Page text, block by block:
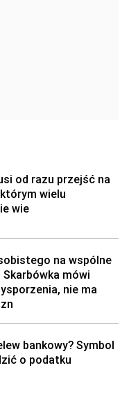
od razu przejść na
wielu
wie
na wspólne
mówi
nie ma
bankowy? Symbol
o podatku